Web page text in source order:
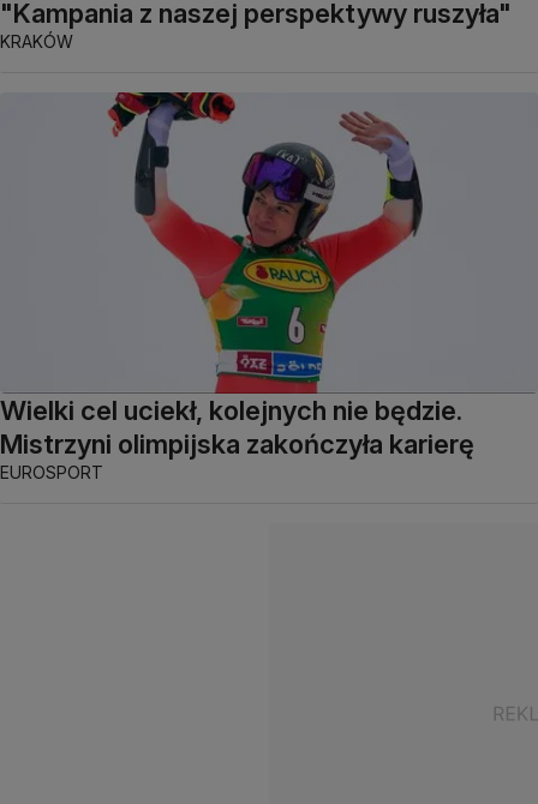
"Kampania z naszej perspektywy ruszyła"
KRAKÓW
Wielki cel uciekł, kolejnych nie będzie.
Mistrzyni olimpijska zakończyła karierę
EUROSPORT